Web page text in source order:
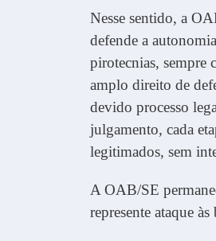
Nesse sentido, a
defende a
pirotecnias, sempre
amplo direito de
devido processo
julgamento, cada
legitimados, sem
A OAB/SE
represente ataque